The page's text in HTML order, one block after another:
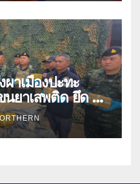
ผาเมืองปะทะ
ยาเสพติด ยึด 2